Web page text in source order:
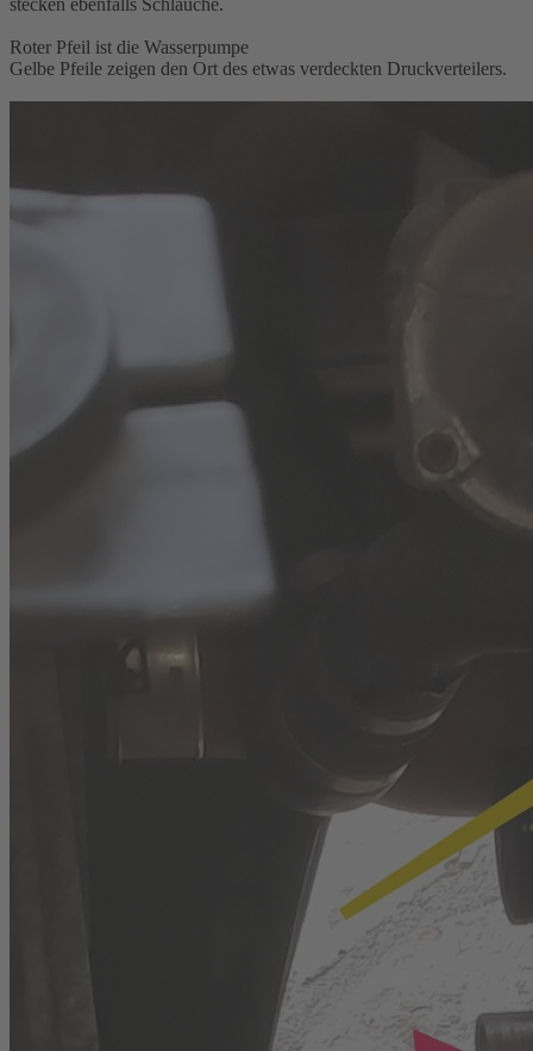
stecken ebenfalls Schläuche.
Roter Pfeil ist die Wasserpumpe
Gelbe Pfeile zeigen den Ort des etwas verdeckten Druckverteilers.